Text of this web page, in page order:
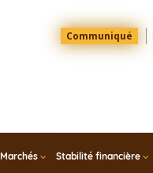
Menu
Top
Communiqué
Marchés Stabilité financière